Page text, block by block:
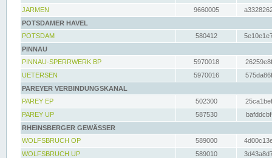
JARMEN
9660005
POTSDAMER HAVEL
POTSDAM
580412
PINNAU
PINNAU-SPERRWERK BP
5970018
UETERSEN
5970016
PAREYER VERBINDUNGSKANAL
PAREY EP
502300
PAREY UP
587530
RHEINSBERGER GEWÄSSER
WOLFSBRUCH OP
589000
WOLFSBRUCH UP
589010